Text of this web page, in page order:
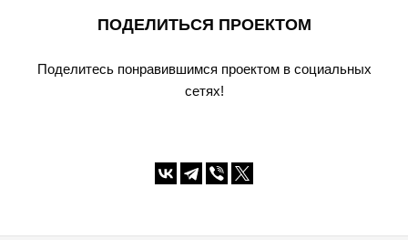
ПОДЕЛИТЬСЯ ПРОЕКТОМ
Поделитесь понравившимся проектом в социальных
сетях!